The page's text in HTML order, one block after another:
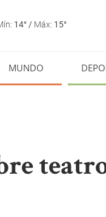
14° / Máx: 15°
MUNDO